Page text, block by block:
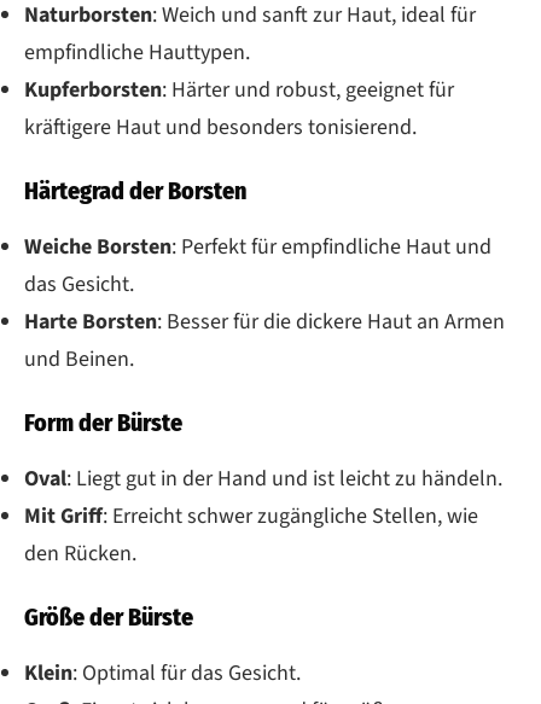
Naturborsten: Weich und sanft zur Haut, ideal für
empfindliche Hauttypen.
Kupferborsten: Härter und robust, geeignet für
kräftigere Haut und besonders tonisierend.
Härtegrad der Borsten
Weiche Borsten: Perfekt für empfindliche Haut und
das Gesicht.
Harte Borsten: Besser für die dickere Haut an Armen
und Beinen.
Form der Bürste
Oval: Liegt gut in der Hand und ist leicht zu händeln.
Mit Griff: Erreicht schwer zugängliche Stellen, wie
den Rücken.
Größe der Bürste
Klein: Optimal für das Gesicht.